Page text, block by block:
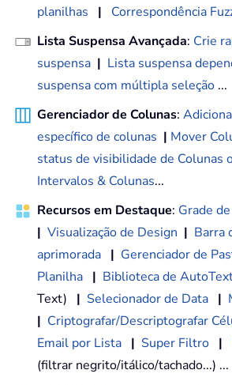
planilhas
| Correspondência
Lista Suspensa Avançada: Crie
suspensa | Lista suspensa
suspensa com múltipla seleção ...
Gerenciador de Colunas:
específico de colunas | Mover
status de visibilidade de Colunas
Intervalos & Colunas...
Recursos em Destaque: Grade
| Visualização de Design | Barra
aprimorada | Gerenciador de
Planilha | Biblioteca de
Text) | Selecionador de Data |
| Criptografar/Descriptografar
Email por Lista | Super Filtro |
(filtrar negrito/itálico/tachado...) ...